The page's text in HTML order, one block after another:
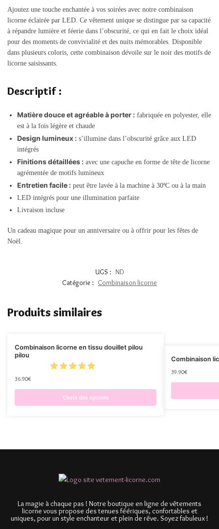
Ajoutez une touche enchantée à vos soirées avec notre combinaison
licorne éclairée par LED. Ce vêtement unique se distingue par sa capacité
à répandre lumière et féerie dans l’obscurité, ce qui en fait le choix idéal
pour des moments de convivialité et des nuits mémorables. Disponible
dans plusieurs coloris, cette combinaison dévoile sur le noir des motifs de
licorne saisissants.
Descriptif :
Matière douce et agréable à porter : fabriquée en polyester, elle
est à la fois légère et chaude
Design lumineux : s’illumine dans l’obscurité grâce aux LED
intégrés
Finitions détaillées : avec une capuche en forme de tête de licorne
agrémentée de motifs lumineux
Entretien facile : peut être lavée à la machine à 30ºC ou à la main
LED intégrés pour une illumination parfaite
Livraison incluse
Un cadeau magique pour un anniversaire ou à offrir pour les fêtes de
Noël.
UGS : ND
Catégorie : Combinaison licorne
Produits similaires
Combinaison licorne en tissu douillet pilou
pilou
36.90€
Choix des options
Combinaison
39.90€
La magie à chaque pas ! Notre boutique en ligne de vêtements
licorne vous propose des tenues féériques, confortables et
uniques, pour un style enchanteur et plein de rêve. Soyez fabuleux !